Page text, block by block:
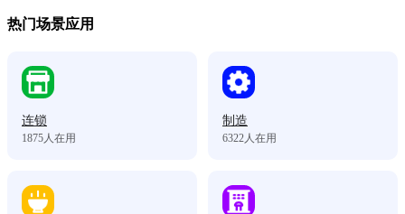
热门场景应用
连锁
1875人在用
制造
6322人在用